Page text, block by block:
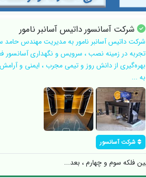
شرکت آسانسور داتیس آسانبر نامور
شرکت داتیس آسانبر نامور به مدیریت مهندس حامد
تجربه در زمینه نصب ، سرویس و نگهداری آسانسور
بهره‌گیری از دانش روز و تیمی مجرب ، ایمنی و
به ...
شرکت آسانسور
فلکه سوم و چهارم ، بعد...